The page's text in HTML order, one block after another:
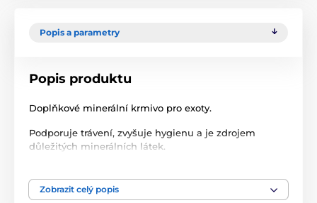
Popis a parametry
Popis produktu
Doplňkové minerální krmivo pro exoty.
Podporuje trávení, zvyšuje hygienu a je zdrojem
důležitých minerálních látek.
balení 1,5 kg
Zobrazit celý popis